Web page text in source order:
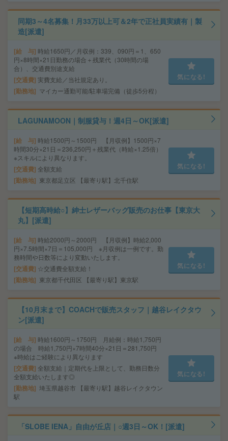
同期3～4名募集！月33万以上可＆2年で正社員実績有｜製
造[派遣]
給 与 時給1650円／月収例：339、090円＝1、650
円×8時間×21日勤務の場合＋残業代（30時間の場
合）、交通費別途支給
交通費 実費支給／当社規定あり。
勤務地 マイカー通勤可能/駐車場完備（徒歩5分程）
気になる!
LAGUNAMOON｜制服貸与！週4日～OK[派遣]
給 与 時給1500円～1500円 【月収例】1500円×7
時間30分×21日＝236,250円＋残業代（時給×1.25倍）
※スキルにより異なります。
交通費 全額支給
勤務地 東京都足立区 【最寄り駅】北千住駅
気になる!
【短期高時給○】紳士レザーバッグ販売のお仕事【東京大
丸】[派遣]
給 与 時給2000円～2000円 【月収例】時給2,000
円×7.5時間×7日＝105,000円 ※月収例は一例です。勤
務時間や日数等により変動いたします。
交通費 ☆交通費全額支給！
勤務地 東京都千代田区 【最寄り駅】東京駅
気になる!
【10月末まで】COACHで販売スタッフ｜越谷レイクタウ
ン[派遣]
給 与 時給1600円～1750円 月給例：時給1,750円
の場合 時給1,750円×7時間40分×21日＝281,750円
※時給はご経験により異なります
交通費 全額支給｜定期代を上限として、勤務日数分
全額支給いたします◎
勤務地 埼玉県越谷市 【最寄り駅】越谷レイクタウン
駅
気になる!
「SLOBE IENA」自由が丘店｜○週3日～OK！[派遣]